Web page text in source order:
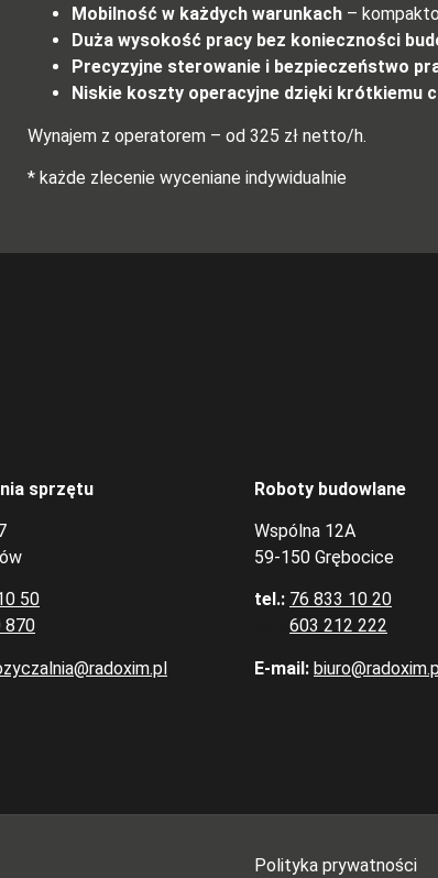
Mobilność w każdych warunkach –
Duża wysokość pracy bez konieczności
Precyzyjne sterowanie i bezpieczeństwo
Niskie koszty operacyjne dzięki krótkiemu
Wynajem z operatorem – od 325 zł netto/h.
* każde zlecenie wyceniane indywidualnie
sprzętu
50
870
Roboty budowlane
Wspólna 12A
59-150 Grębocice
tel.: 76 833 10 20
603 212 222
E-mail:
Polityka prywatności